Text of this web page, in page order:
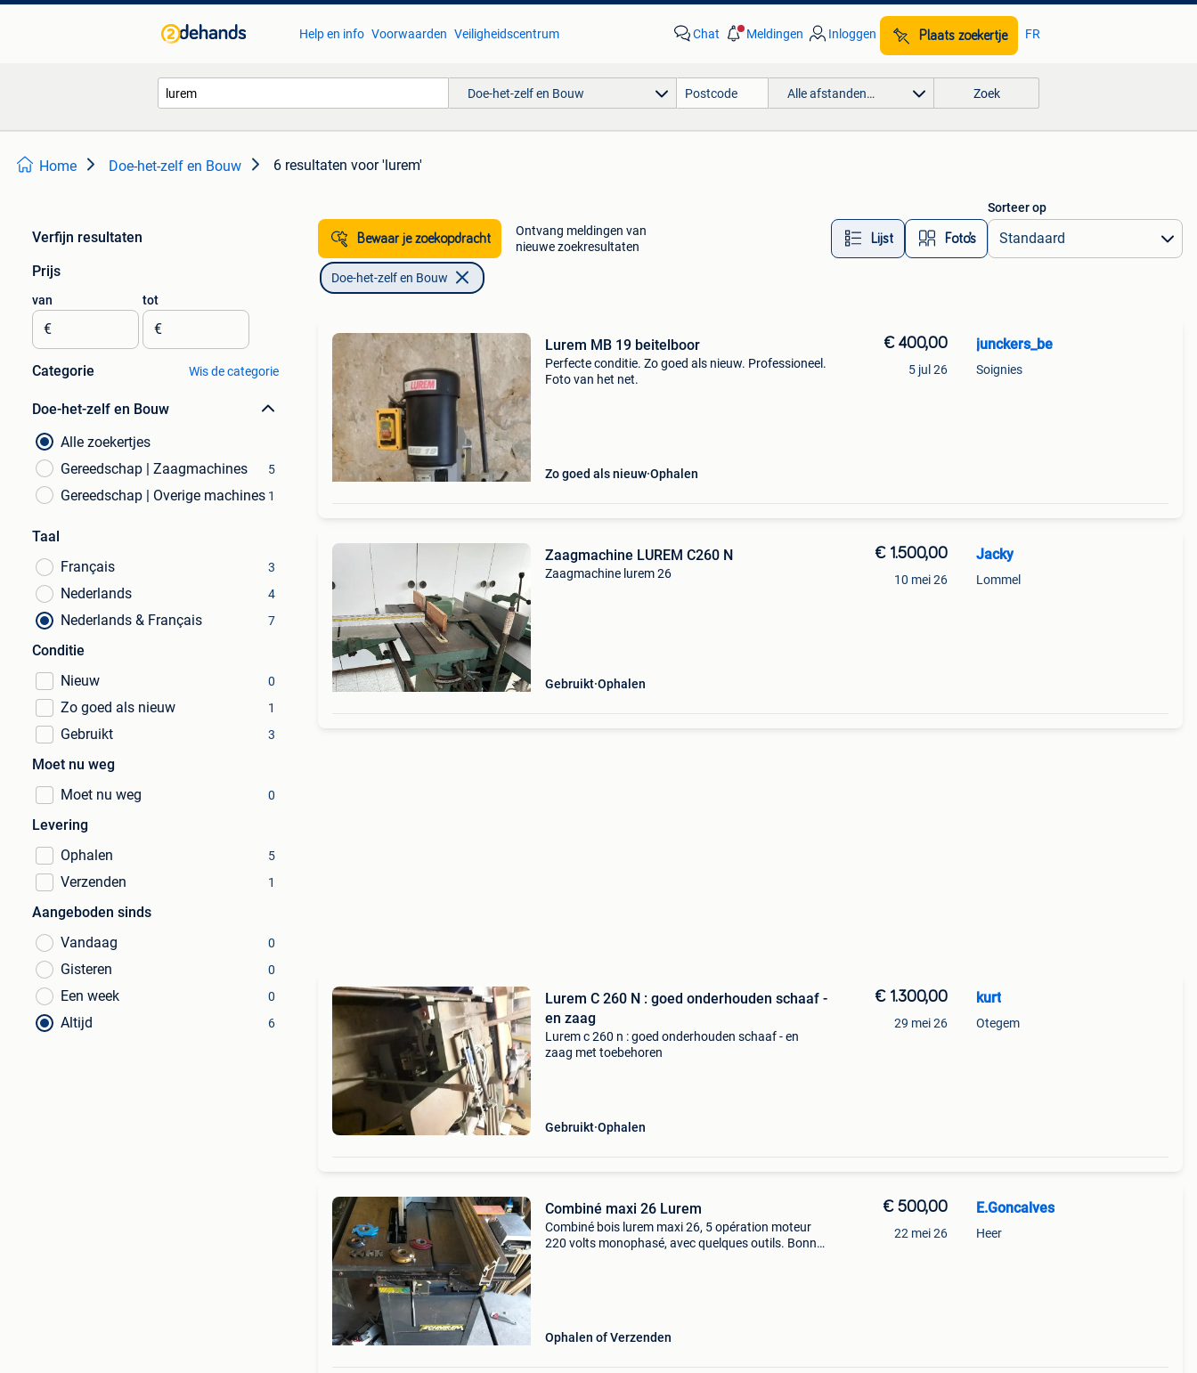
Help en info Voorwaarden Veiligheidscentrum Chat Meldingen Inloggen Plaats zoekertje FR
Doe-het-zelf en Bouw Alle afstanden… Zoek
Home Doe-het-zelf en Bouw 6 resultaten voor 'lurem'
Verfijn resultaten
Prijs
van
€
tot
€
Categorie Wis de categorie
Doe-het-zelf en Bouw
Alle zoekertjes
Gereedschap | Zaagmachines
5
Gereedschap | Overige machines 1
Taal
Français
3
Nederlands 4
Nederlands & Français 7
Conditie
Nieuw
0
Zo goed als nieuw 1
Gebruikt 3
Moet nu weg
Moet nu weg
0
Levering
Ophalen
5
Verzenden 1
Aangeboden sinds
Vandaag
0
Gisteren 0
Een week 0
Altijd 6
Bewaar je zoekopdracht
Ontvang meldingen van
nieuwe zoekresultaten
Lijst Foto’s
Sorteer op
Doe-het-zelf en Bouw
Lurem MB 19 beitelboor
Perfecte conditie. Zo goed als nieuw. Professioneel.
Foto van het net.
Zo goed als nieuw Ophalen
€ 400,00
5 jul 26
junckers_be
Soignies
Zaagmachine LUREM C260 N
Zaagmachine lurem 26
Gebruikt Ophalen
€ 1.500,00
10 mei 26
Jacky
Lommel
Lurem C 260 N : goed onderhouden schaaf -
en zaag
Lurem c 260 n : goed onderhouden schaaf - en
zaag met toebehoren
Gebruikt Ophalen
€ 1.300,00
29 mei 26
kurt
Otegem
Combiné maxi 26 Lurem
Combiné bois lurem maxi 26, 5 opération moteur
220 volts monophasé, avec quelques outils. Bonne
Ophalen of Verzenden
€ 500,00
22 mei 26
E.Goncalves
Heer